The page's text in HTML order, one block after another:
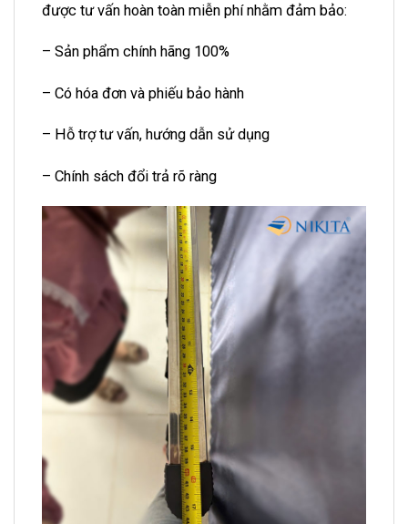
được tư vấn hoàn toàn miễn phí nhằm đảm bảo:
– Sản phẩm chính hãng 100%
– Có hóa đơn và phiếu bảo hành
– Hỗ trợ tư vấn, hướng dẫn sử dụng
– Chính sách đổi trả rõ ràng